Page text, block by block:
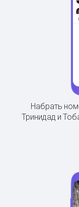
Набрать
Тринидад и